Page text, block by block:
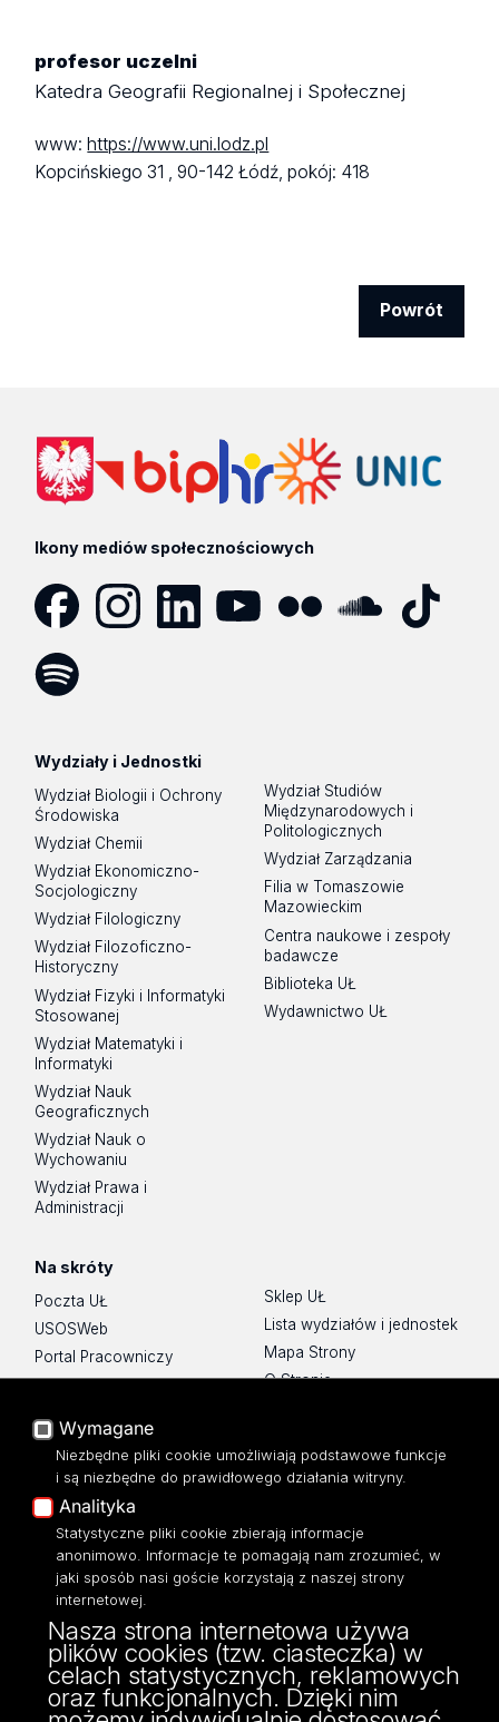
profesor uczelni
Katedra Geografii Regionalnej i Społecznej
www:https://www.uni.lodz.pl
Kopcińskiego 31 ,90-142 Łódź,pokój: 418
Powrót
Ikony mediów społecznościowych
Wydziały i Jednostki
Wydział Biologii i Ochrony
Środowiska
Wydział Chemii
Wydział Ekonomiczno-
Socjologiczny
Wydział Filologiczny
Wydział Filozoficzno-
Historyczny
Wydział Fizyki i Informatyki
Stosowanej
Wydział Matematyki i
Informatyki
Wydział Nauk
Geograficznych
Wydział Nauk o
Wychowaniu
Wydział Prawa i
Administracji
Wydział Studiów
Międzynarodowych i
Politologicznych
Wydział Zarządzania
Filia w Tomaszowie
Mazowieckim
Centra naukowe i zespoły
badawcze
Biblioteka UŁ
Wydawnictwo UŁ
Na skróty
Poczta UŁ
USOSWeb
Portal Pracowniczy
Baza Aktów Własnych
Moodle
Eksperci UŁ
Polityka Prywatności
Dostępność
Sklep UŁ
Lista wydziałów i jednostek
Mapa Strony
O Stronie
ul. Narutowicza 68, 90-136 Łódź
NIP: 724 000 32 43
Adres do doręczeń elektronicznych (ADE):
AE:PL-74796-17640-IHHIV-17
Wymagane
Niezbędne pliki cookie umożliwiają podstawowe funkcje
i są niezbędne do prawidłowego działania witryny.
Analityka
Statystyczne pliki cookie zbierają informacje
anonimowo. Informacje te pomagają nam zrozumieć, w
jaki sposób nasi goście korzystają z naszej strony
internetowej.
Nasza strona internetowa używa
plików cookies (tzw. ciasteczka) w
celach statystycznych, reklamowych
oraz funkcjonalnych. Dzięki nim